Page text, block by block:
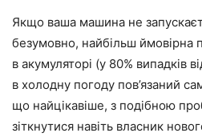
Якщо ваша машина не
безумовно, найбільш ймовірна
в акумуляторі (у 80% випадків
в холодну погоду пов’язаний
що найцікавіше, з подібною
зіткнутися навіть власник